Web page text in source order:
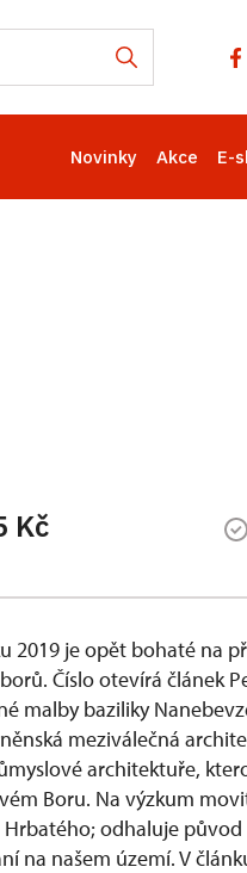
Novinky Akce E-
Kč
2019 je opět bohaté na
Číslo otevírá článek
malby baziliky
meziválečná
architektuře,
Boru. Na výzkum
odhaluje
na našem území. V